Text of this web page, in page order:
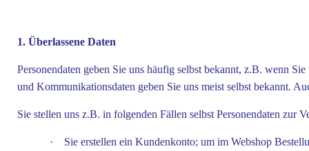
1. Überlassene Daten
Personendaten geben Sie uns häufig selbst bekannt, z.B. wenn
und Kommunikationsdaten geben Sie uns meist selbst bekannt.
Sie stellen uns z.B. in folgenden Fällen selbst Personendaten zur
·
Sie erstellen ein Kundenkonto; um im Webshop